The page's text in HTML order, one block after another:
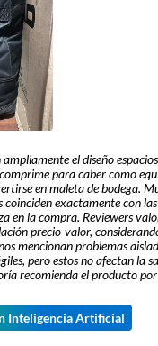
el diseño
para caber como
en maleta de bodega.
coinciden exactamente con
en la compra. Reviewers
precio-valor,
mencionan problemas
pero estos no afectan la
recomienda el producto
Inteligencia Artificial